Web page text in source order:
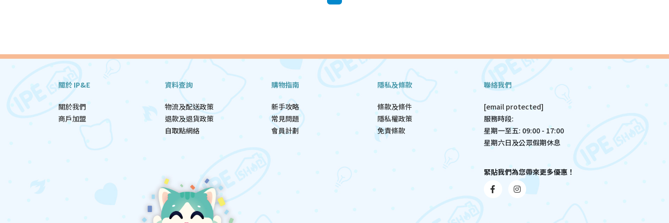
關於 IP&E
關於我們
商戶加盟
資料查詢
物流及配送政策
退款及退貨政策
自取點網絡
購物指南
新手攻略
常見問題
會員計劃
隱私及條款
條款及條件
隱私權政策
免責條款
聯絡我們
[email protected]
服務時段:
星期一至五: 09:00 - 17:00
星期六日及公眾假期休息
緊貼我們為您帶來更多優惠！